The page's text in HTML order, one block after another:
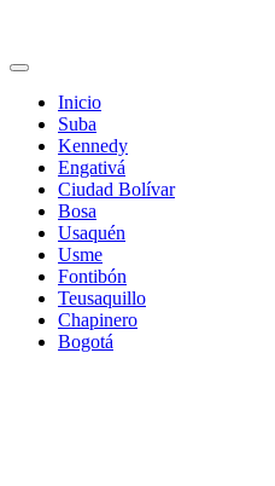
Inicio
Suba
Kennedy
Engativá
Ciudad Bolívar
Bosa
Usaquén
Usme
Fontibón
Teusaquillo
Chapinero
Bogotá